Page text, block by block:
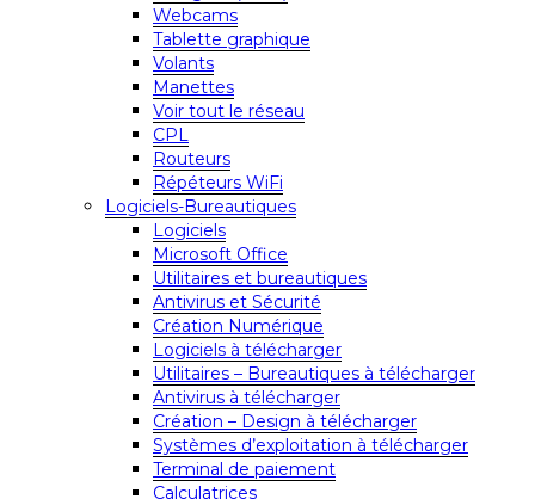
Webcams
Tablette graphique
Volants
Manettes
Voir tout le réseau
CPL
Routeurs
Répéteurs WiFi
Logiciels-Bureautiques
Logiciels
Microsoft Office
Utilitaires et bureautiques
Antivirus et Sécurité
Création Numérique
Logiciels à télécharger
Utilitaires – Bureautiques à télécharger
Antivirus à télécharger
Création – Design à télécharger
Systèmes d’exploitation à télécharger
Terminal de paiement
Calculatrices